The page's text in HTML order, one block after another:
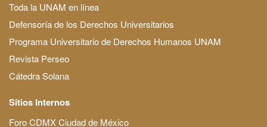
Toda la UNAM en línea
Defensoría de los Derechos Universitarios
Programa Universitario de Derechos Humanos UNAM
Revista Perseo
Cátedra Solana
Sitios Internos
Foro CDMX Ciudad de México